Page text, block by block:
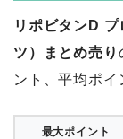
リポビタンD
ツ）まとめ売り
ント、平均ポイ
最大ポイント